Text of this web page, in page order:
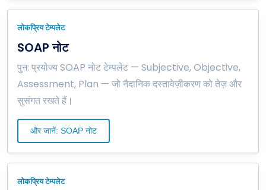
लोकप्रिय टेम्पलेट
SOAP नोट
पुन: प्रयोज्य SOAP नोट टेम्पलेट — Subjective, Objective,
Assessment, Plan — जो नैदानिक दस्तावेज़ीकरण को तेज़ और
सुसंगत रखते हैं।
और जानें: SOAP नोट
लोकप्रिय टेम्पलेट